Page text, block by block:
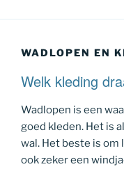
WADLOPEN EN
Welk kleding
Wadlopen is een
goed kleden. Het is
wal. Het beste is om
ook zeker een